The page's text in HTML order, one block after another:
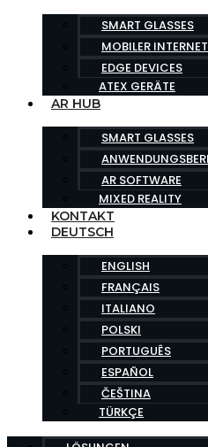
SMART GLASSES
MOBILER
EDGE DEVICES
ATEX GERÄTE
AR HUB
SMART GLASSES
AR SOFTWARE
MIXED REALITY
KONTAKT
DEUTSCH
ENGLISH
FRANÇAIS
ITALIANO
POLSKI
PORTUGUÊS
ESPAÑOL
ČEŠTINA
TÜRKÇE